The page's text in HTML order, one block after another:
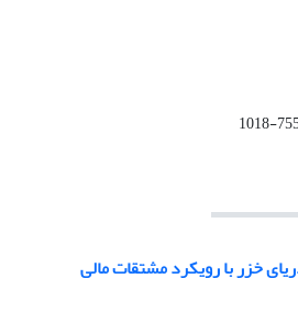
خزر با رویکرد مشتقات مالی